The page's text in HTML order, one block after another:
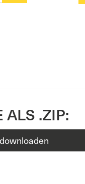
ALS .ZIP: